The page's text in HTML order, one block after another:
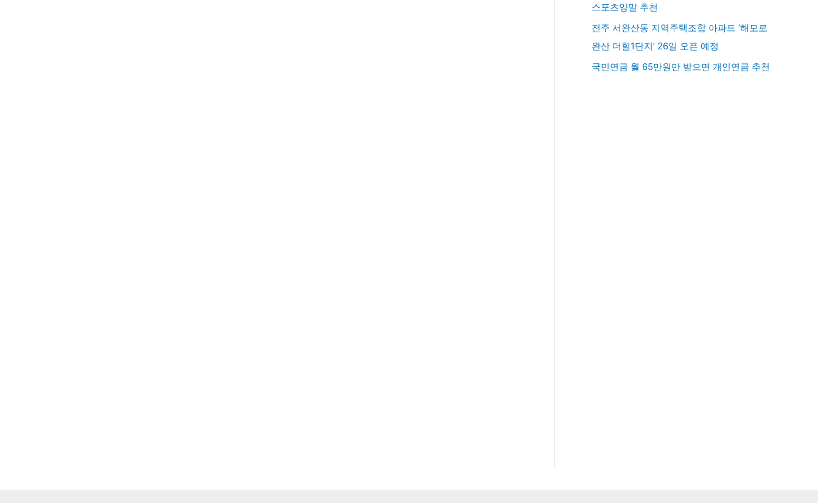
스포츠양말 추천
전주 서완산동 지역주택조합 아파트 ‘해모로
완산 더힐1단지’ 26일 오픈 예정
국민연금 월 65만원만 받으면 개인연금 추천